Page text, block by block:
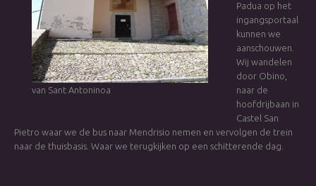
van Sant Antoninoa
Padua op het
ingangsportaal
kunnen we
aanschouwen.
Wij wandelen
door Obino,
naar de
hoofdrijbaan in
Castel San
Pietro waar we de bus naar Mendrisio nemen en vervolgen de trein
naar de thuisbasis. Waar we terugkijken op een schitterende dag.